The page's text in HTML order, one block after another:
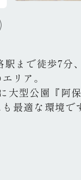
駅まで徒歩7分
リア。
大型公園『阿
最適な環境で